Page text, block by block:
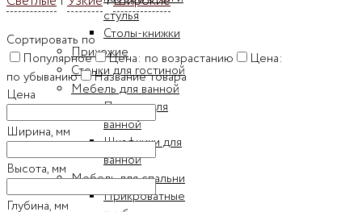
стулья
Столы-книжки
Прихожие
Стенки для гостиной
Мебель для ванной
Пеналы для
ванной
Шкафчики для
ванной
Мебель для спальни
Прикроватные
Сортировать по
Популярное
Цена: по возрастанию
Цена:
по убыванию
Название товара
Цена
Ширина, мм
Высота, мм
Глубина, мм